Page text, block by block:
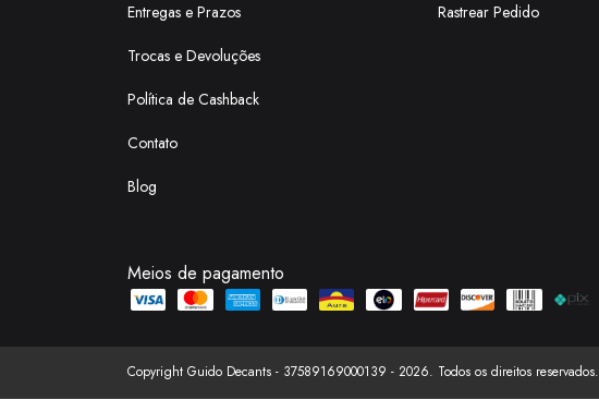
Entregas e Prazos
Trocas e Devoluções
Política de Cashback
Contato
Blog
Rastrear Pedido
Meios de pagamento
Copyright Guido Decants - 37589169000139 - 2026. Todos os direitos reservados.